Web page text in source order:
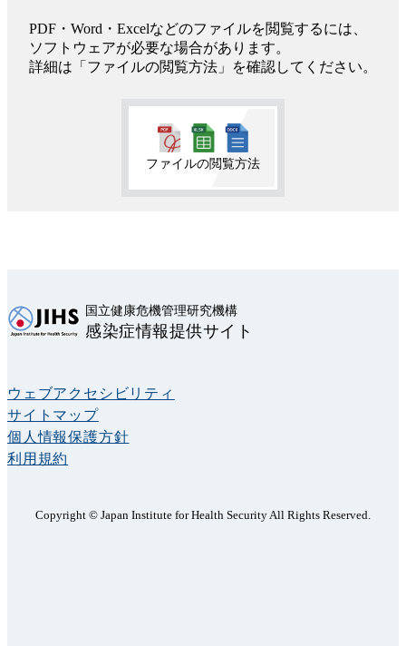
PDF・Word・Excelなどのファイルを閲覧するには、
ソフトウェアが必要な場合があります。
詳細は「ファイルの閲覧方法」を確認してください。
ファイルの閲覧方法
国立健康危機管理研究機構
感染症情報提供サイト
ウェブアクセシビリティ
サイトマップ
個人情報保護方針
利用規約
Copyright © Japan Institute for Health Security All Rights Reserved.